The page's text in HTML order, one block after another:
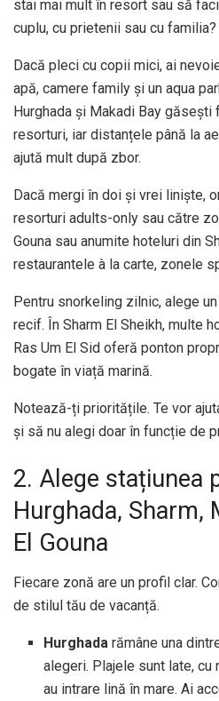
stai mai mult în resort sau să
cuplu, cu prietenii sau cu familia?
Dacă pleci cu copii mici, ai
apă, camere family și un aqua
Hurghada și Makadi Bay
resorturi, iar distanțele până la
ajută mult după zbor.
Dacă mergi în doi și vrei liniște,
resorturi adults-only sau către
Gouna sau anumite hoteluri din
restaurantele à la carte, zonele
Pentru snorkeling zilnic, alege
recif. În Sharm El Sheikh, multe
Ras Um El Sid oferă ponton
bogate în viață marină.
Notează-ți prioritățile. Te vor
și să nu alegi doar în funcție de
2. Alege stațiunea
Hurghada, Sharm,
El Gouna
Fiecare zonă are un profil clar.
de stilul tău de vacanță.
Hurghada rămâne una
alegeri. Plajele sunt late,
au intrare lină în mare. Ai